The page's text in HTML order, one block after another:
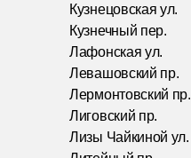
Кузнецовская ул.
Кузнечный пер.
Лафонская ул.
Левашовский пр.
Лермонтовский пр.
Лиговский пр.
Лизы Чайкиной ул.